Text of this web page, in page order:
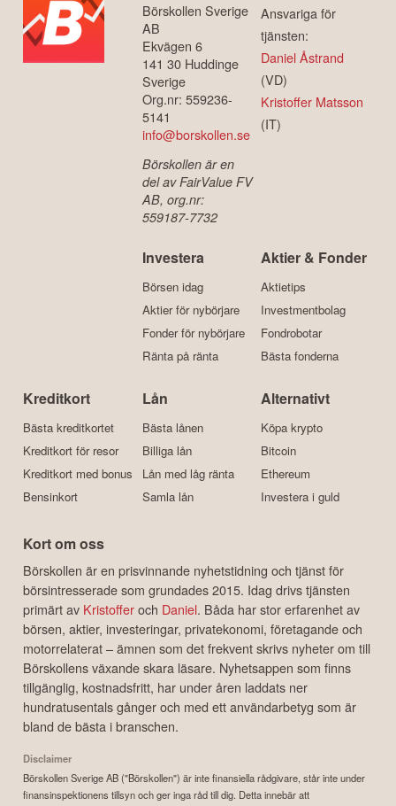
Börskollen Sverige
AB
Ekvägen 6
141 30 Huddinge
Sverige
Org.nr: 559236-
5141
info@borskollen.se
Börskollen är en
del av FairValue FV
AB, org.nr:
559187-7732
Ansvariga för
tjänsten:
Daniel Åstrand
(VD)
Kristoffer Matsson
(IT)
Investera
Börsen idag
Aktier för nybörjare
Fonder för nybörjare
Ränta på ränta
Aktier & Fonder
Aktietips
Investmentbolag
Fondrobotar
Bästa fonderna
Kreditkort
Bästa kreditkortet
Kreditkort för resor
Kreditkort med bonus
Bensinkort
Lån
Bästa lånen
Billiga lån
Lån med låg ränta
Samla lån
Alternativt
Köpa krypto
Bitcoin
Ethereum
Investera i guld
Kort om oss
Börskollen är en prisvinnande nyhetstidning och tjänst för
börsintresserade som grundades 2015. Idag drivs tjänsten
primärt av Kristofferoch Daniel. Båda har stor erfarenhet av
börsen, aktier, investeringar, privatekonomi, företagande och
motorrelaterat – ämnen som det frekvent skrivs nyheter om till
Börskollens växande skara läsare. Nyhetsappen som finns
tillgänglig, kostnadsfritt, har under åren laddats ner
hundratusentals gånger och med ett användarbetyg som är
bland de bästa i branschen.
Disclaimer
Börskollen Sverige AB ("Börskollen") är inte finansiella rådgivare, står inte under
finansinspektionens tillsyn och ger inga råd till dig. Detta innebär att